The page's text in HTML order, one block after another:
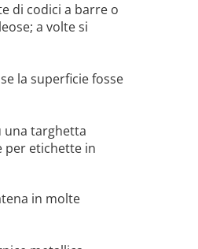
di codici a barre o
a volte si
la superficie fosse
una targhetta
per etichette in
in molte